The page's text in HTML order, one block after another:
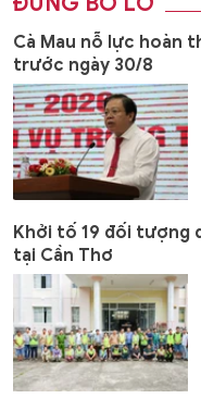
Cà Mau nỗ lực hoàn
trước ngày 30/8
Khởi tố 19 đối tượng
tại Cần Thơ